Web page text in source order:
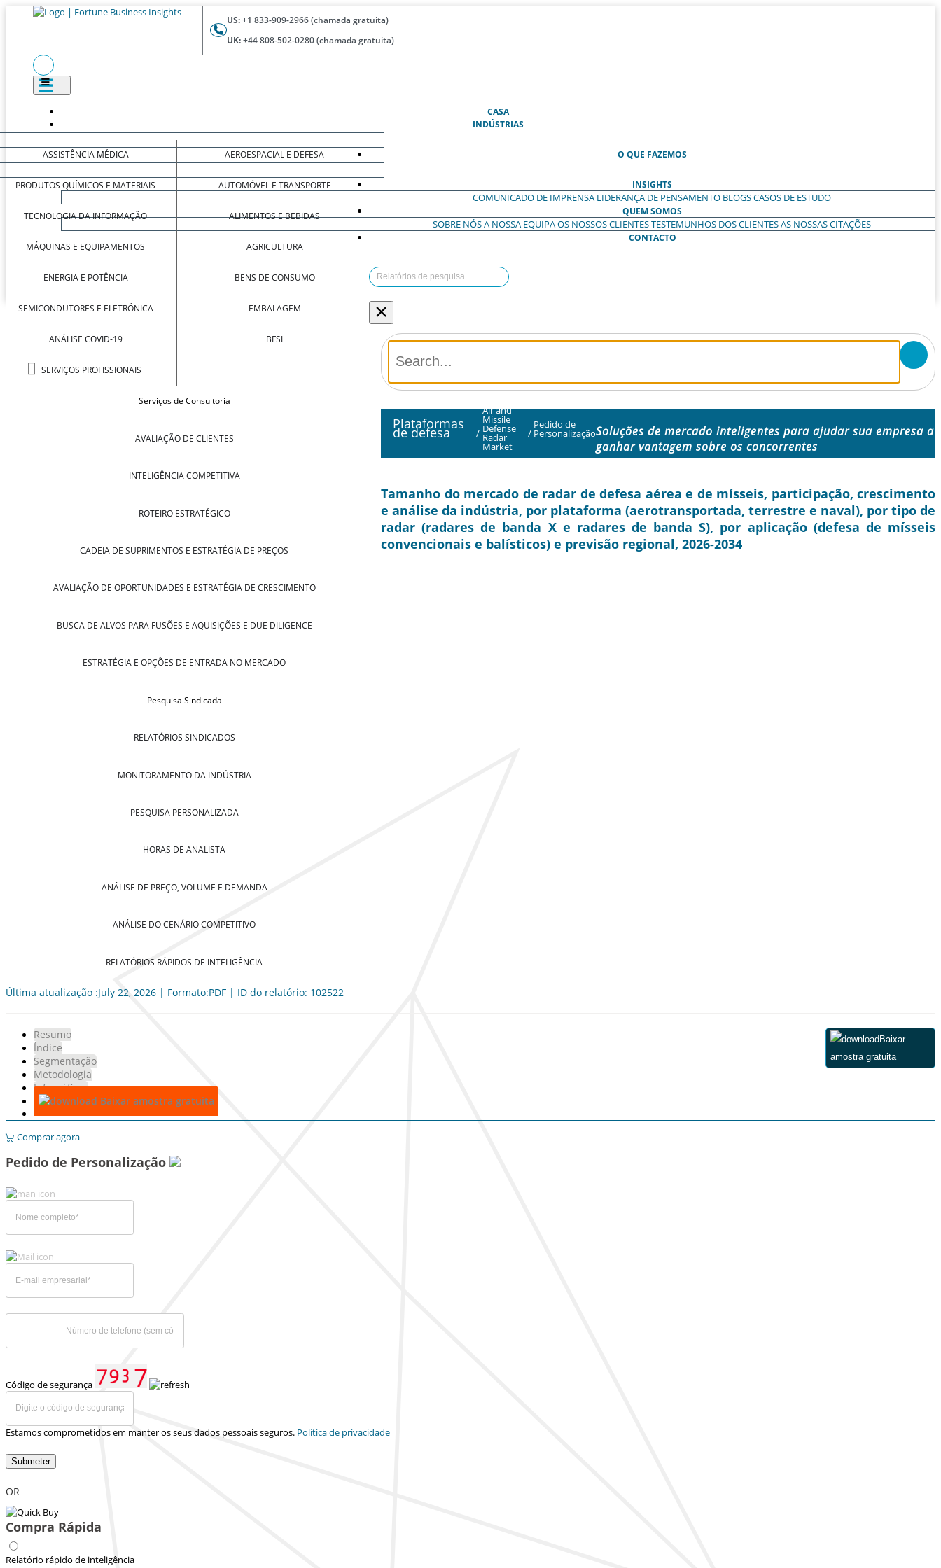
US:+1 833-909-2966 (chamada gratuita)
UK:+44 808-502-0280 (chamada gratuita)
CASA(ATUAL)
INDÚSTRIAS
ASSISTÊNCIA MÉDICA
PRODUTOS QUÍMICOS E MATERIAIS
TECNOLOGIA DA INFORMAÇÃO
MÁQUINAS E EQUIPAMENTOS
ENERGIA E POTÊNCIA
SEMICONDUTORES E ELETRÓNICA
ANÁLISE COVID-19
SERVIÇOS PROFISSIONAIS
AEROESPACIAL E DEFESA
AUTOMÓVEL E TRANSPORTE
ALIMENTOS E BEBIDAS
AGRICULTURA
BENS DE CONSUMO
EMBALAGEM
BFSI
O QUE FAZEMOS
Serviços de Consultoria
AVALIAÇÃO DE CLIENTES
INTELIGÊNCIA COMPETITIVA
ROTEIRO ESTRATÉGICO
CADEIA DE SUPRIMENTOS E ESTRATÉGIA DE PREÇOS
AVALIAÇÃO DE OPORTUNIDADES E ESTRATÉGIA DE CRESCIMENTO
BUSCA DE ALVOS PARA FUSÕES E AQUISIÇÕES E DUE DILIGENCE
ESTRATÉGIA E OPÇÕES DE ENTRADA NO MERCADO
Pesquisa Sindicada
RELATÓRIOS SINDICADOS
MONITORAMENTO DA INDÚSTRIA
PESQUISA PERSONALIZADA
HORAS DE ANALISTA
ANÁLISE DE PREÇO, VOLUME E DEMANDA
ANÁLISE DO CENÁRIO COMPETITIVO
RELATÓRIOS RÁPIDOS DE INTELIGÊNCIA
INSIGHTS
COMUNICADO DE IMPRENSA LIDERANÇA DE PENSAMENTO BLOGSCASOS DE ESTUDO
QUEM SOMOS
SOBRE NÓSA NOSSA EQUIPAOS NOSSOS CLIENTESTESTEMUNHOS DOS CLIENTESAS NOSSAS CITAÇÕES
CONTACTO
×
Plataformas
de defesa /
Air and
Missile
Defense
Radar
Market
/
Pedido de
PersonalizaçãoSoluções de mercado inteligentes para ajudar sua empresa a
ganhar vantagem sobre os concorrentes
Tamanho do mercado de radar de defesa aérea e de mísseis, participação, crescimento
e análise da indústria, por plataforma (aerotransportada, terrestre e naval), por tipo de
radar (radares de banda X e radares de banda S), por aplicação (defesa de mísseis
convencionais e balísticos) e previsão regional, 2026-2034
Última atualização :July 22, 2026 | Formato:PDF | ID do relatório: 102522
Resumo
Índice
Segmentação
Metodologia
Infográficos
Baixar amostra gratuita
Baixar
amostra gratuita
Comprar agora
Pedido de Personalização
Código de segurança
Estamos comprometidos em manter os seus dados pessoais seguros. Política de privacidade
Submeter
OR
Compra Rápida
Relatório rápido de inteligência